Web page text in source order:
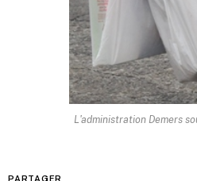
L'administration Demers
PARTAGER